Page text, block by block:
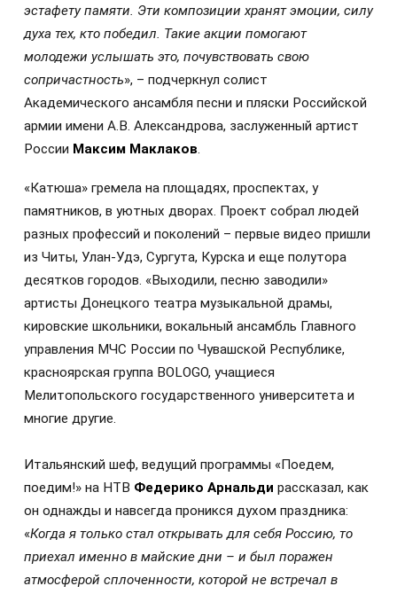
эстафету памяти. Эти композиции хранят эмоции, силу
духа тех, кто победил. Такие акции помогают
молодежи услышать это, почувствовать свою
сопричастность», – подчеркнул солист
Академического ансамбля песни и пляски Российской
армии имени А.В. Александрова, заслуженный артист
России Максим Маклаков.
«Катюша» гремела на площадях, проспектах, у
памятников, в уютных дворах. Проект собрал людей
разных профессий и поколений – первые видео пришли
из Читы, Улан‑Удэ, Сургута, Курска и еще полутора
десятков городов. «Выходили, песню заводили»
артисты Донецкого театра музыкальной драмы,
кировские школьники, вокальный ансамбль Главного
управления МЧС России по Чувашской Республике,
красноярская группа BOLOGO, учащиеся
Мелитопольского государственного университета и
многие другие.
Итальянский шеф, ведущий программы «Поедем,
поедим!» на НТВ Федерико Арнальди рассказал, как
он однажды и навсегда проникся духом праздника:
«Когда я только стал открывать для себя Россию, то
приехал именно в майские дни – и был поражен
атмосферой сплоченности, которой не встречал в